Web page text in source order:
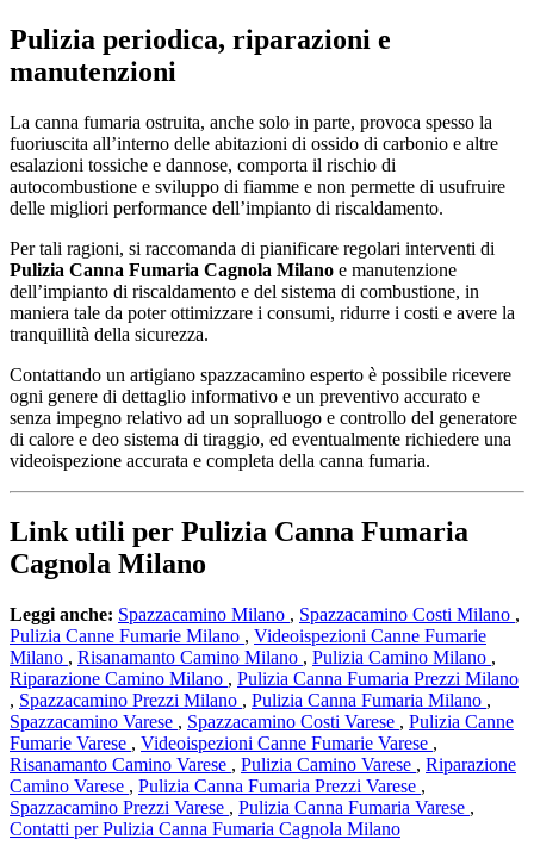
Pulizia periodica, riparazioni e
manutenzioni
La canna fumaria ostruita, anche solo in parte, provoca spesso la
fuoriuscita all’interno delle abitazioni di ossido di carbonio e altre
esalazioni tossiche e dannose, comporta il rischio di
autocombustione e sviluppo di fiamme e non permette di usufruire
delle migliori performance dell’impianto di riscaldamento.
Per tali ragioni, si raccomanda di pianificare regolari interventi di
Pulizia Canna Fumaria Cagnola Milano e manutenzione
dell’impianto di riscaldamento e del sistema di combustione, in
maniera tale da poter ottimizzare i consumi, ridurre i costi e avere la
tranquillità della sicurezza.
Contattando un artigiano spazzacamino esperto è possibile ricevere
ogni genere di dettaglio informativo e un preventivo accurato e
senza impegno relativo ad un sopralluogo e controllo del generatore
di calore e deo sistema di tiraggio, ed eventualmente richiedere una
videoispezione accurata e completa della canna fumaria.
Link utili per Pulizia Canna Fumaria
Cagnola Milano
Leggi anche: Spazzacamino Milano , Spazzacamino Costi Milano ,
Pulizia Canne Fumarie Milano , Videoispezioni Canne Fumarie
Milano , Risanamanto Camino Milano , Pulizia Camino Milano ,
Riparazione Camino Milano , Pulizia Canna Fumaria Prezzi Milano
, Spazzacamino Prezzi Milano , Pulizia Canna Fumaria Milano ,
Spazzacamino Varese , Spazzacamino Costi Varese , Pulizia Canne
Fumarie Varese , Videoispezioni Canne Fumarie Varese ,
Risanamanto Camino Varese , Pulizia Camino Varese , Riparazione
Camino Varese , Pulizia Canna Fumaria Prezzi Varese ,
Spazzacamino Prezzi Varese , Pulizia Canna Fumaria Varese ,
Contatti per Pulizia Canna Fumaria Cagnola Milano